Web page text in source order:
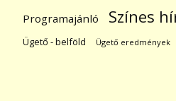
Programajánló Színes
Ügető - belföld Ügető eredmények